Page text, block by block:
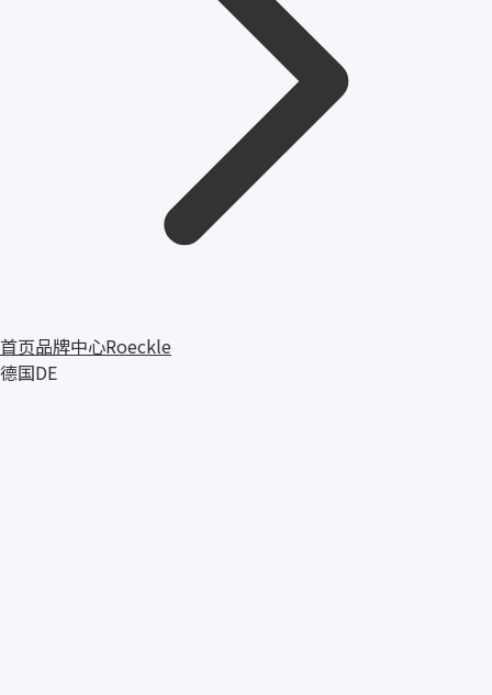
首页品牌中心Roeckle
德国DE